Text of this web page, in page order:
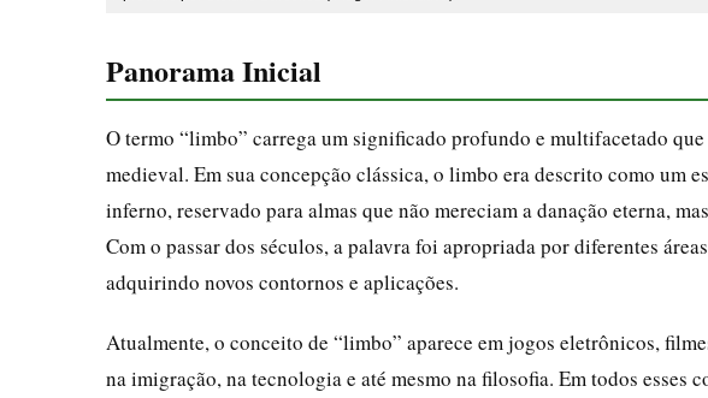
Panorama Inicial
O termo “limbo” carrega um significado profundo e multifacetado
medieval. Em sua concepção clássica, o limbo era descrito como um
inferno, reservado para almas que não mereciam a danação eterna,
Com o passar dos séculos, a palavra foi apropriada por diferentes
adquirindo novos contornos e aplicações.
Atualmente, o conceito de “limbo” aparece em jogos eletrônicos,
na imigração, na tecnologia e até mesmo na filosofia. Em todos esses